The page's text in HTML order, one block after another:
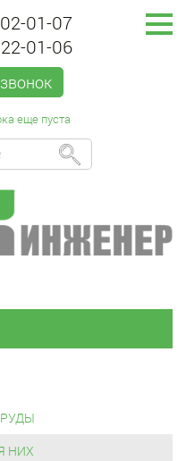
01-07
01-06
еще пуста
НИХ